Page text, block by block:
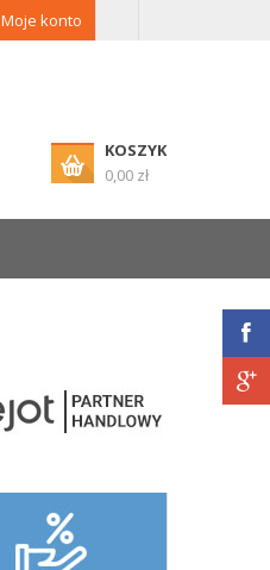
Moje konto
KOSZYK
0,00 zł